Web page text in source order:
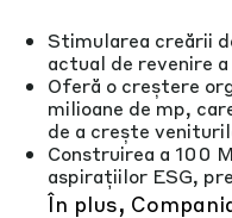
Stimularea creării
actual de revenire
Oferă o creștere
milioane de mp,
de a crește
Construirea a 100
aspirațiilor ESG,
În plus,